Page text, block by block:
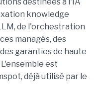
destinées à l'IA
knowledge
de l'orchestration
managés, des
garanties de haute
est
déjà utilisé par le